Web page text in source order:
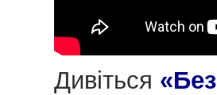
Дивіться